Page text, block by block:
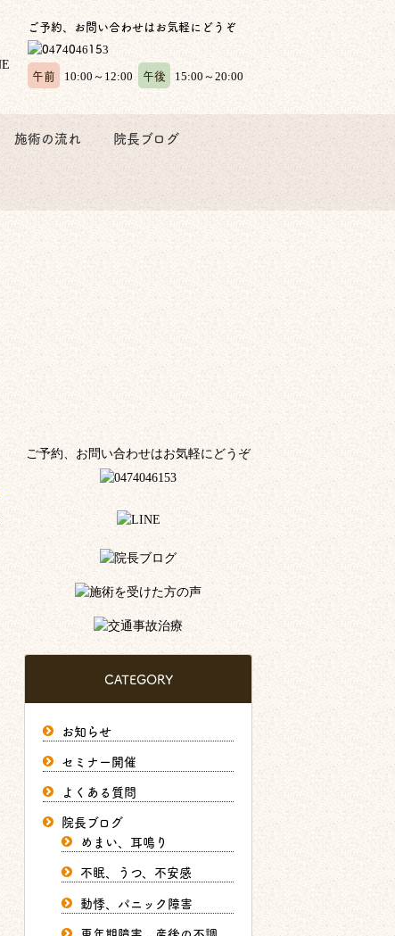
ご予約、お問い合わせはお気軽にどうぞ
午前 10:00～12:00 午後 15:00～20:00
施術の流れ 院長ブログ
ご予約、お問い合わせはお気軽にどうぞ
CATEGORY
お知らせ
セミナー開催
よくある質問
院長ブログ
めまい、耳鳴り
不眠、うつ、不安感
動悸、パニック障害